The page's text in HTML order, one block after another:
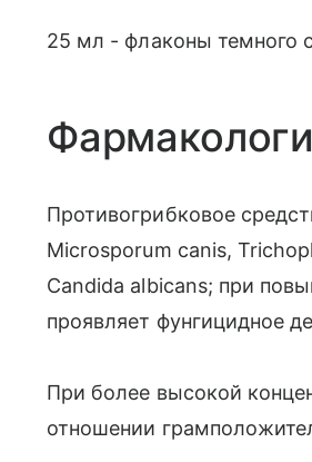
25 мл - флаконы темного
Противогрибковое
Microsporum canis,
Candida albicans; при
проявляет фунгицидное
При более высокой
отношении